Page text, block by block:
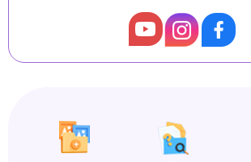
익산시의회, 제279회 임시회 폐회